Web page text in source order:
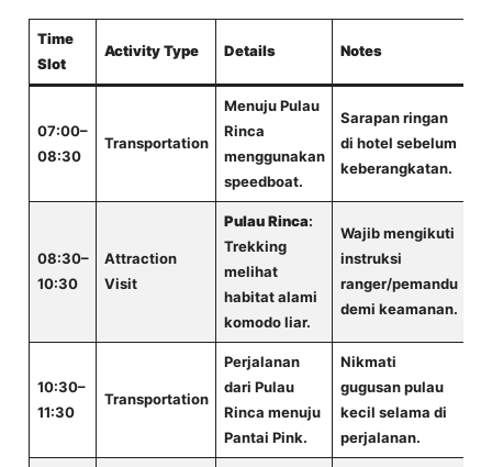
Time
Slot
Activity Type Details Notes
07:00–
08:30
Transportation
Menuju Pulau
Rinca
menggunakan
speedboat.
Sarapan ringan
di hotel sebelum
keberangkatan.
08:30–
10:30
Attraction
Visit
Pulau Rinca:
Trekking
melihat
habitat alami
komodo liar.
Wajib mengikuti
instruksi
ranger/pemandu
demi keamanan.
10:30–
11:30
Transportation
Perjalanan
dari Pulau
Rinca menuju
Pantai Pink.
Nikmati
gugusan pulau
kecil selama di
perjalanan.